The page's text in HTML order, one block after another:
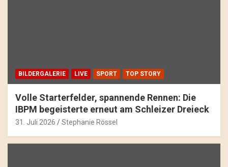
BILDERGALERIE LIVE SPORT TOP STORY
Volle Starterfelder, spannende Rennen: Die
IBPM begeisterte erneut am Schleizer Dreieck
31. Juli 2026 Stephanie Rössel